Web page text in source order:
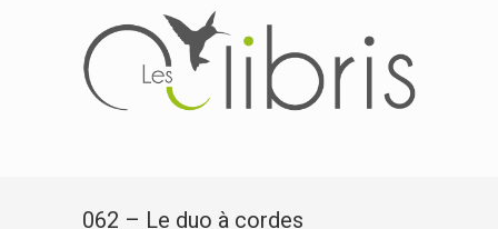
062 – Le duo à cordes